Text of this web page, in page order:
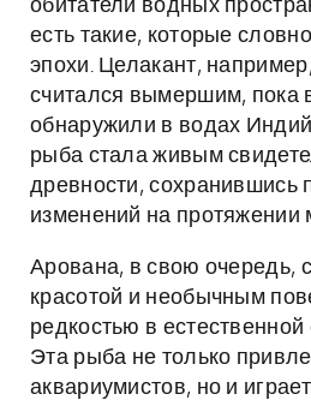
обитатели водных
есть такие, которые
эпохи. Целакант,
считался вымершим, пока
обнаружили в водах
рыба стала живым
древности, сохранившись
изменений на протяжении
Арована, в свою очередь,
красотой и необычным
редкостью в
Эта рыба не только
аквариумистов, но и